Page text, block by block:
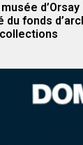
du fonds
collections